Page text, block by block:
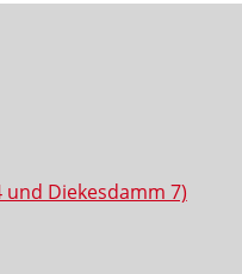
Diekesdamm 7)